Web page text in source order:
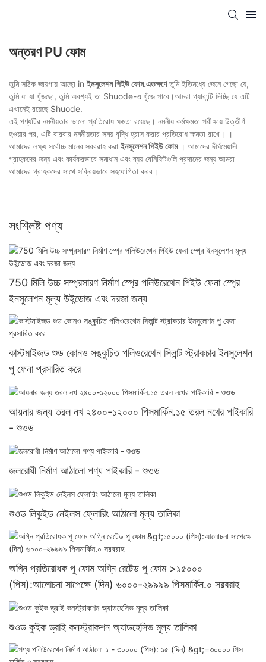
অন্তরণ PU ফোম
তুমি সঠিক জায়গায় আছো inইনসুলেশন পিইউ ফোম.এতক্ষণেতুমি ইতিমধ্যে জেনে গেছো যে,
তুমি যা যা খুঁজছো, তুমি অবশ্যই তা Shuode-এ খুঁজে পাবে।আমরা গ্যারান্টি দিচ্ছি যে এটি
এখানেই রয়েছে Shuode.
এই পণ্যটির নমনীয়তার ভালো প্রতিরোধ ক্ষমতা রয়েছে। নমনীয় কর্মক্ষমতা পরীক্ষায় উত্তীর্ণ
হওয়ার পর, এটি বারবার নমনীয়তার সময় বৃদ্ধি হ্রাস করার প্রতিরোধ ক্ষমতা রাখে। ।
আমাদের লক্ষ্য সর্বোচ্চ মানের সরবরাহ করাইনসুলেশন পিইউ ফোম। আমাদের দীর্ঘমেয়াদী
গ্রাহকদের জন্য এবং কার্যকরভাবে সমাধান এবং ব্যয় বেনিফিটগুলি প্রদানের জন্য আমরা
আমাদের গ্রাহকদের সাথে সক্রিয়ভাবে সহযোগিতা করব।
সংশ্লিষ্ট পণ্য
750 মিলি উচ্চ সম্প্রসারণ নির্মাণ স্প্রে পলিউরেথেন পিইউ ফেনা স্প্রে
ইনসুলেশন মূল্য উইন্ডোজ এবং দরজা জন্য
কাস্টমাইজড শুড কোনও সঙ্কুচিত পলিওরেথেন সিলান্ট স্ট্রাকচার ইনসুলেশন
পু ফেনা প্রসারিত করে
আয়নার জন্য তরল নখ ২৪০০-১২০০০ পিসমার্কিন.১৫ তরল নখের পাইকারি
- শুওড
জলরোধী নির্মাণ আঠালো পণ্য পাইকারি - শুওড
শুওড লিকুইড নেইলস ফ্লোরিং আঠালো মূল্য তালিকা
অগ্নি প্রতিরোধক পু ফোম অগ্নি রেটেড পু ফোম >১৫০০০
(পিস):আলোচনা সাপেক্ষে (দিন) ৬০০০-২৯৯৯৯ পিসমার্কিন.০ সরবরাহ
শুওড কুইক ড্রাই কনস্ট্রাকশন অ্যাডহেসিভ মূল্য তালিকা